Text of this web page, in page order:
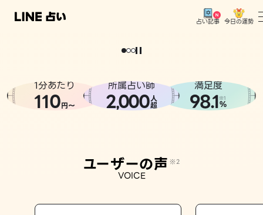
占い記事 今日の運勢
相談事例
どうせなら
。
1分あたり
110円〜
所属占い師
2,000人
超
満足度
98.1※1
%
ユーザーの声 ※2
VOICE